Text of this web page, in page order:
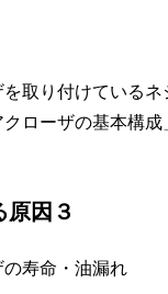
を取り付けている
ローザの基本構成
原因３
の寿命・油漏れ